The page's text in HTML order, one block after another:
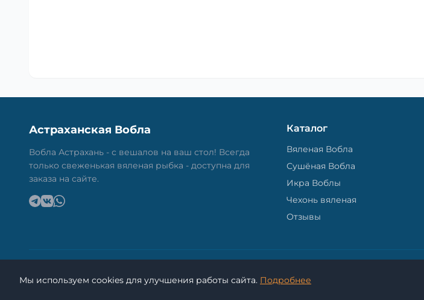
Астраханская Вобла
Вобла Астрахань - с вешалов на ваш стол! Всегда
только свеженькая вяленая рыбка - доступна для
заказа на сайте.
Каталог
Вяленая Вобла
Сушёная Вобла
Икра Воблы
Чехонь вяленая
Отзывы
Мы используем cookies для улучшения работы сайта. Подробнее